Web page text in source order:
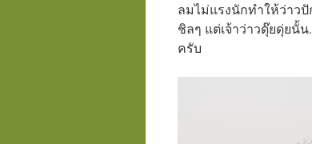
ลมไม่แรงนักทำให้ว่าว
ชิลๆ แต่เจ้าว่าวดุ๊ยดุ่ย
ครับ